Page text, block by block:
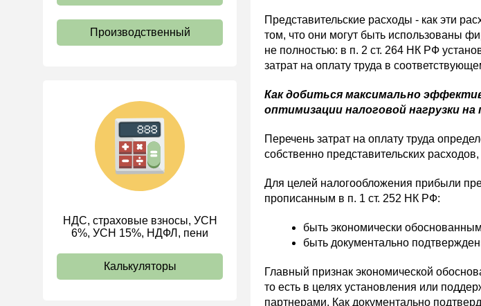
Ответственность и
взыскания
Пенсии
должностные инструкции
Трудовые книжки
Кадровые документы и
образцы
Персональные данные
ИП
Производственный
НДС, страховые взносы, УСН
6%, УСН 15%, НДФЛ, пени
Калькуляторы
Представительские расходы - как эти
том, что они могут быть использованы
не полностью: в п. 2 ст. 264 НК РФ
затрат на оплату труда в
Как добиться максимально
оптимизации налоговой нагрузки
Перечень затрат на оплату труда
собственно представительских
Для целей налогообложения прибыли
прописанным в п. 1 ст. 252 НК РФ:
быть экономически
быть документально
Главный признак экономической
то есть в целях установления или
партнерами. Как документально